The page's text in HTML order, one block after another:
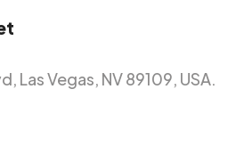
Las Vegas, NV 89109, USA.